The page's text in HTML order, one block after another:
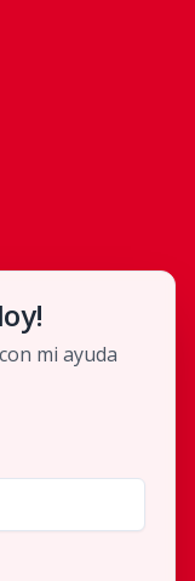
mi ayuda